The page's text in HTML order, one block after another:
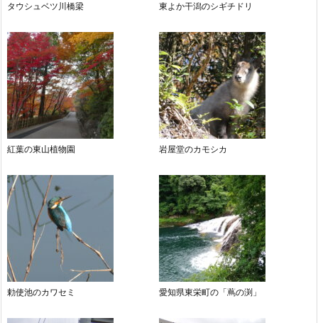
タウシュベツ川橋梁 東よか干潟のシギチドリ
紅葉の東山植物園 岩屋堂のカモシカ
勅使池のカワセミ 愛知県東栄町の「蔦の渕」